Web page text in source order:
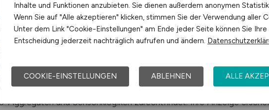
aufbauen
nicht nur aus Pumpen und Ventilen – sondern aus fein
Komponenten, die sich je nach Einsatzbereich ganz
erfordert technisches Denken auf Komponenten- und
Aggregate aufgebaut sind, wie sie mit Elektronik kommunizieren,
nachhaltig auslegt. VERTRIEB.JOBS bietet Ihnen ein Portal,
klarem Fokus auf den B2B-Technikvertrieb und einem
Aggregaten und Sensoriklogiken zurechtfindet. Ihre Anzeige
Inhalte und Funktionen anzubieten. Sie dienen außerdem anonymen
Wenn Sie auf "Alle akzeptieren" klicken, stimmen Sie der Verwendung aller
Unter dem Link "Cookie-Einstellungen" am Ende jeder Seite können Sie Ihre
Entscheidung jederzeit nachträglich aufrufen und ändern.
COOKIE-EINSTELLUNGEN ABLEHNEN ALLE